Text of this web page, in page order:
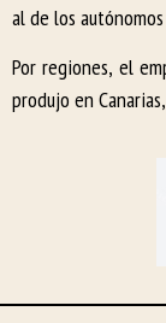
al de los
Por regiones, el
produjo en